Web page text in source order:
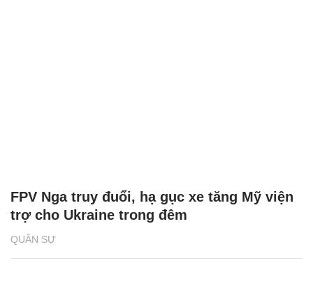
QUÂN SỰ
FPV Nga truy đuổi, hạ gục xe tăng Mỹ viện
trợ cho Ukraine trong đêm